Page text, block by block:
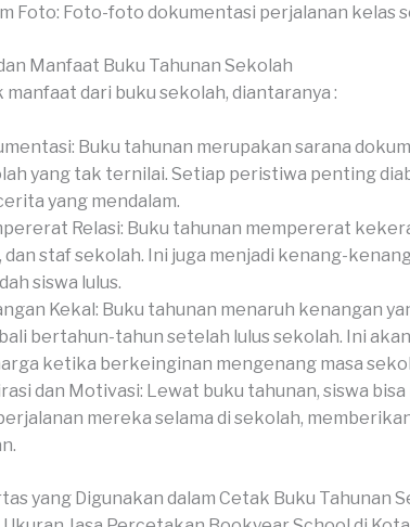
Foto: Foto-foto dokumentasi perjalanan kelas
Manfaat Buku Tahunan Sekolah
manfaat dari buku sekolah, diantaranya :
Buku tahunan merupakan sarana
yang tak ternilai. Setiap peristiwa penting
yang mendalam.
Relasi: Buku tahunan mempererat
dan staf sekolah. Ini juga menjadi kenang-
siswa lulus.
Kekal: Buku tahunan menaruh kenangan
bertahun-tahun setelah lulus sekolah. Ini
ketika berkeinginan mengenang masa
dan Motivasi: Lewat buku tahunan, siswa
mereka selama di sekolah,
yang Digunakan dalam Cetak Buku Tahunan